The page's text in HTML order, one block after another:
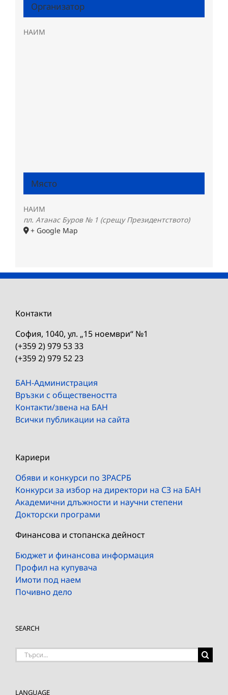
Организатор
НАИМ
Място
НАИМ
пл. Атанас Буров № 1 (срещу Президентството)
+ Google Map
Контакти
София, 1040, ул. „15 ноември“ №1
(+359 2) 979 53 33
(+359 2) 979 52 23
БАН-Администрация
Връзки с обществеността
Контакти/звена на БАН
Всички публикации на сайта
Кариери
Обяви и конкурси по ЗРАСРБ
Конкурси за избор на директори на СЗ на БАН
Академични длъжности и научни степени
Докторски програми
Финансова и стопанска дейност
Бюджет и финансова информация
Профил на купувача
Имоти под наем
Почивно дело
SEARCH
Търсене
LANGUAGE